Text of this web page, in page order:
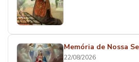
Memória de Nossa
22/08/2026